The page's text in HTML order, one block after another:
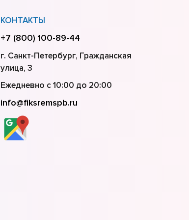
КОНТАКТЫ
+7 (800) 100-89-44
г. Санкт-Петербург, Гражданская
улица, 3
Ежедневно с 10:00 до 20:00
info@fiksremspb.ru